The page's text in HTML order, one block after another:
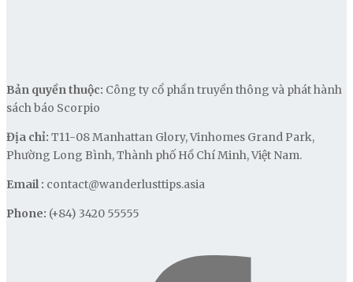
Bản quyền thuộc: Công ty cổ phần truyền thông và phát hành
sách báo Scorpio
Địa chỉ: T11-08 Manhattan Glory, Vinhomes Grand Park,
Phường Long Bình, Thành phố Hồ Chí Minh, Việt Nam.
Email : contact@wanderlusttips.asia
Phone: (+84) 3420 55555